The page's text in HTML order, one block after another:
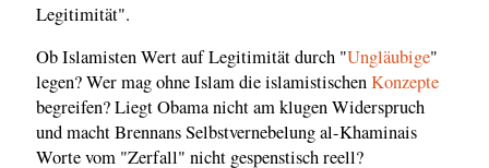
Legitimität".
Ob Islamisten Wert auf Legitimität durch "Ungläubige"
legen? Wer mag ohne Islam die islamistischenKonzepte
begreifen? Liegt Obama nicht am klugen Widerspruch
und macht Brennans Selbstvernebelung al-Khaminais
Worte vom "Zerfall" nicht gespenstisch reell?